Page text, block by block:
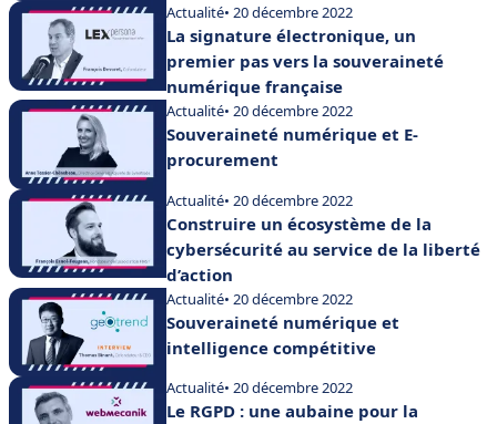
Actualité• 20 décembre 2022
La signature électronique, un
premier pas vers la souveraineté
numérique française
Actualité• 20 décembre 2022
Souveraineté numérique et E-
procurement
Actualité• 20 décembre 2022
Construire un écosystème de la
cybersécurité au service de la liberté
d’action
Actualité• 20 décembre 2022
Souveraineté numérique et
intelligence compétitive
Actualité• 20 décembre 2022
Le RGPD : une aubaine pour la